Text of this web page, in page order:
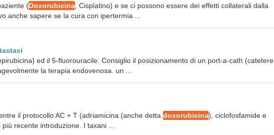
(Doxorubicina , Cisplatino) e se ci possono essere dei effetti collaterali dalla
anche sapere se la cura con ipertermia ...
ed il 5-fluorouracile. Consiglio il posizionamento di un port-a-cath (catetere
la terapia endovenosa. un ...
il protocollo AC + T (adriamicina (anche detta doxorubicina), ciclofosfamide e
recente introduzione. I taxani ...